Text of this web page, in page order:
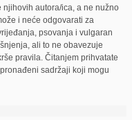
njihovih autora/ica, a ne nužno
i neće odgovarati za
psovanja i vulgaran
ali to ne obavezuje
pravila. Čitanjem prihvatate
sadržaji koji mogu